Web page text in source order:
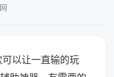
以让一直输的玩